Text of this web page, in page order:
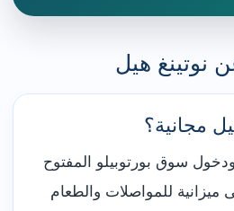
نوتينغ هيل
مجانية؟
سوق بورتوبيلو المفتوح
ميزانية للمواصلات والطعام